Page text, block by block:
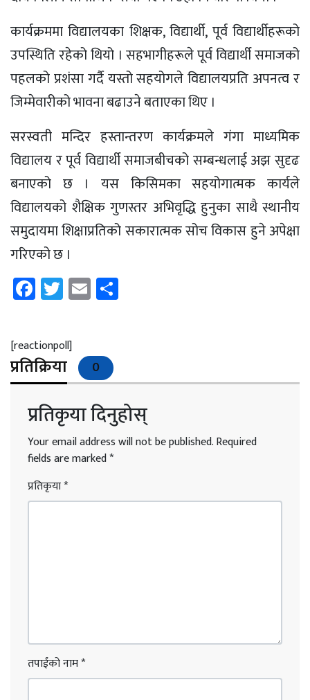
कार्यक्रममा विद्यालयका शिक्षक, विद्यार्थी, पूर्व विद्यार्थीहरूको
उपस्थिति रहेको थियो । सहभागीहरूले पूर्व विद्यार्थी समाजको
पहलको प्रशंसा गर्दै यस्तो सहयोगले विद्यालयप्रति अपनत्व र
जिम्मेवारीको भावना बढाउने बताएका थिए ।
सरस्वती मन्दिर हस्तान्तरण कार्यक्रमले गंगा माध्यमिक
विद्यालय र पूर्व विद्यार्थी समाजबीचको सम्बन्धलाई अझ सुदृढ
बनाएको छ । यस किसिमका सहयोगात्मक कार्यले
विद्यालयको शैक्षिक गुणस्तर अभिवृद्धि हुनुका साथै स्थानीय
समुदायमा शिक्षाप्रतिको सकारात्मक सोच विकास हुने अपेक्षा
गरिएको छ ।
Facebook
Twitter
Email
[reactionpoll]
प्रतिक्रिया 0
प्रतिकृया दिनुहोस्
Your email address will not be published.Required
fields are marked*
प्रतिकृया*
तपाईंको नाम*